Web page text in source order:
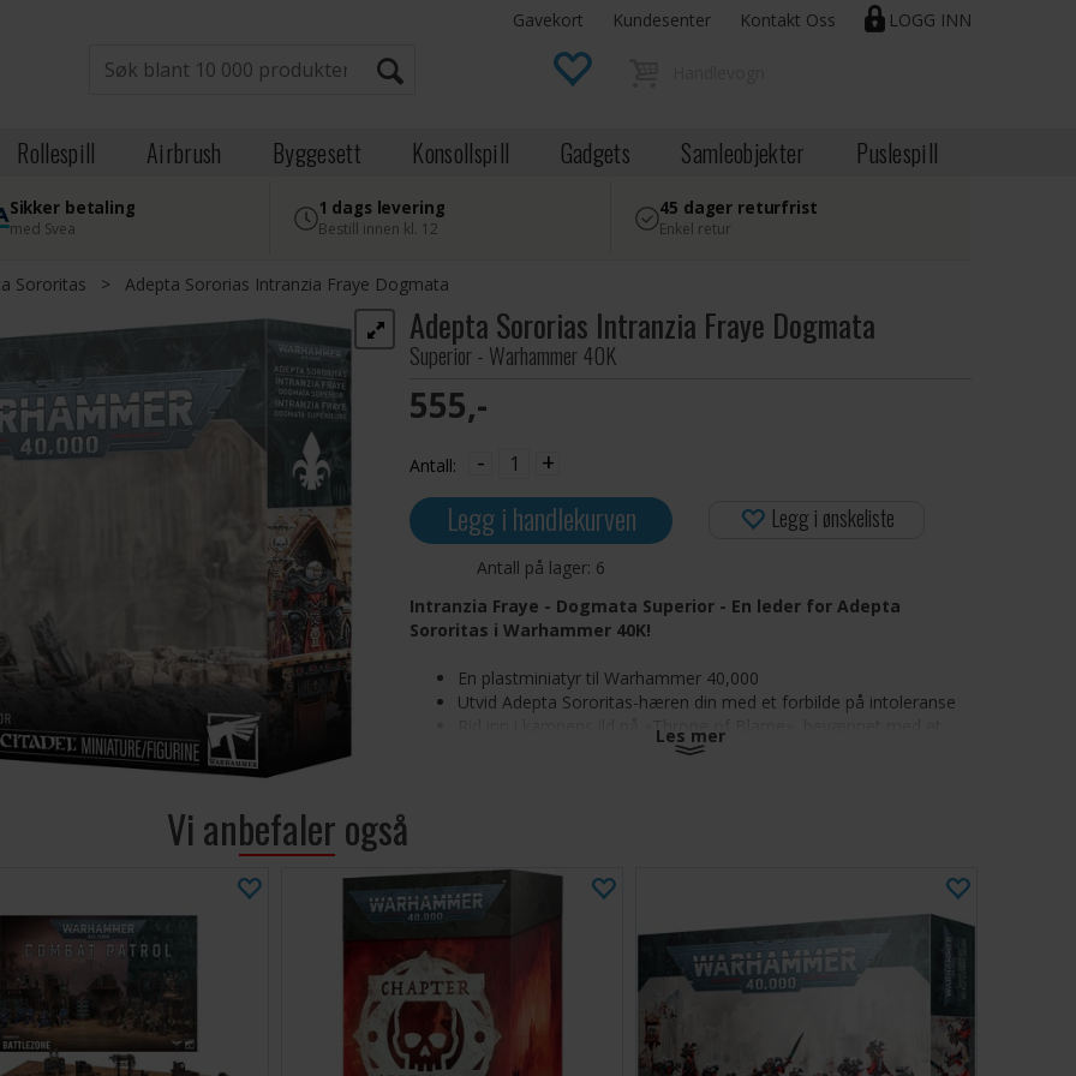
LOGG INN
Gavekort Kundesenter Kontakt Oss
Rollespill Airbrush Byggesett Konsollspill Gadgets Samleobjekter Puslespill
Sikker betaling
med Svea
1 dags levering
Bestill innen kl. 12
45 dager returfrist
Enkel retur
Sororitas > Adepta Sororias Intranzia Fraye Dogmata
Adepta Sororias Intranzia Fraye Dogmata
Superior - Warhammer 40K
555,-
Antall: - +
Legg i handlekurven
Antall på lager: 6
Legg i ønskeliste
Intranzia Fraye - Dogmata Superior - En leder for Adepta
Sororitas i Warhammer 40K!
En plastminiatyr til Warhammer 40,000
Utvid Adepta Sororitas-hæren din med et forbilde på intoleranse
Rid inn i kampens ild på «Throne of Blame», bevæpnet med et
urene mens hun brøler fordømmelser forsterket av vox. Fiender som er
utpekt for hennes dom, blir fokus for hennes søstres vrede, og Adepta
Sororitas kjemper rasende for å rense ut disse kjetterne, for ikke selv å
bli dømt og straffet av sin intolerante Dogmata Superior.
Dette flerdelte plastsettet inneholder Intranzia Fraye, en streng og
mektig leder for Adepta Sororitas-hærene dine i Warhammer 40,000-
spill. Ridende på Throne of Blame – en klirrende walker bevæpnet med
Les mer
Vi anbefaler også